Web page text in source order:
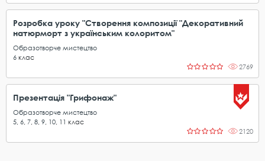
Розробка уроку "Створення композиції "Декоративний
натюрморт з українським колоритом"
Образотворче мистецтво
6 клас
2769
Презентація "Грифонаж"
Образотворче мистецтво
5 6 7 8 9 10 11 клас
2120